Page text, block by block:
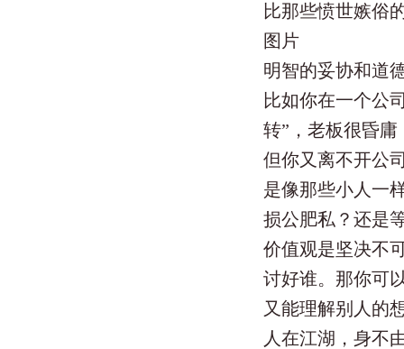
比那些愤世嫉俗
图片
明智的妥协和道
比如你在一个公
转”，老板很昏
但你又离不开公
是像那些小人一
损公肥私？还是
价值观是坚决不
讨好谁。那你可
又能理解别人的
人在江湖，身不